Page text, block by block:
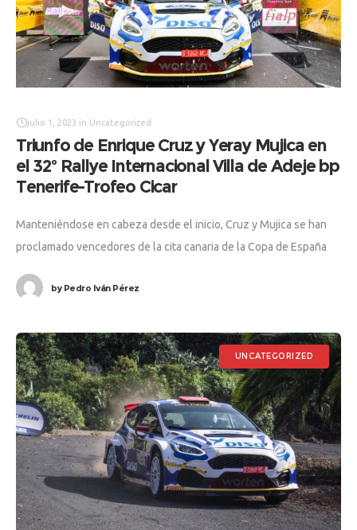
julio 1, 2023 in Uncategorized
Triunfo de Enrique Cruz y Yeray Mujica en
el 32º Rallye Internacional Villa de Adeje bp
Tenerife-Trofeo Cicar
Manteniéndose en cabeza desde el inicio, Cruz y Mujica se han
proclamado vencedores de la cita canaria de la Copa de España
byPedro Iván Pérez
UNCATEGORIZED